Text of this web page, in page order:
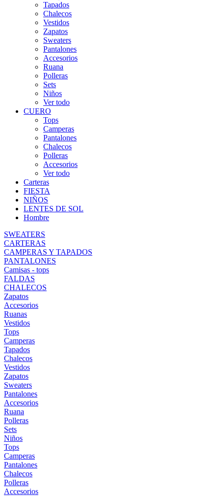
Tapados
Chalecos
Vestidos
Zapatos
Sweaters
Pantalones
Accesorios
Ruana
Polleras
Sets
Niños
Ver todo
CUERO
Tops
Camperas
Pantalones
Chalecos
Polleras
Accesorios
Ver todo
Carteras
FIESTA
NIÑOS
LENTES DE SOL
Hombre
SWEATERS
CARTERAS
CAMPERAS Y TAPADOS
PANTALONES
Camisas - tops
FALDAS
CHALECOS
Zapatos
Accesorios
Ruanas
Vestidos
Tops
Camperas
Tapados
Chalecos
Vestidos
Zapatos
Sweaters
Pantalones
Accesorios
Ruana
Polleras
Sets
Niños
Tops
Camperas
Pantalones
Chalecos
Polleras
Accesorios